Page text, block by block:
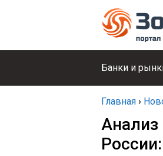
Банки и
Главная ›